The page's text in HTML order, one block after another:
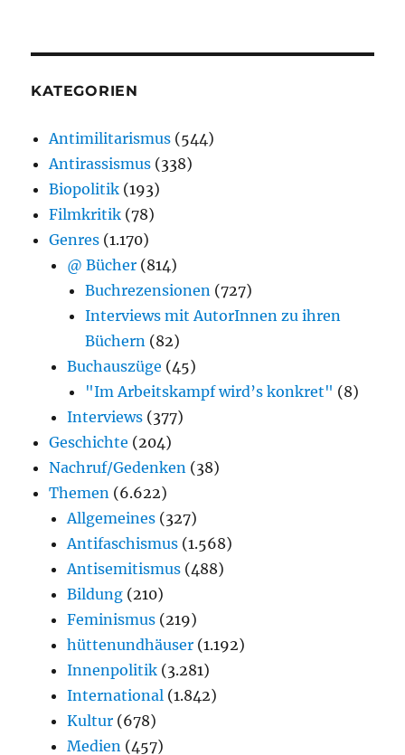
KATEGORIEN
Antimilitarismus (544)
Antirassismus (338)
Biopolitik (193)
Filmkritik (78)
Genres (1.170)
@ Bücher (814)
Buchrezensionen (727)
Interviews mit AutorInnen zu ihren
Büchern (82)
Buchauszüge (45)
"Im Arbeitskampf wird’s konkret" (8)
Interviews (377)
Geschichte (204)
Nachruf/Gedenken (38)
Themen (6.622)
Allgemeines (327)
Antifaschismus (1.568)
Antisemitismus (488)
Bildung (210)
Feminismus (219)
hüttenundhäuser (1.192)
Innenpolitik (3.281)
International (1.842)
Kultur (678)
Medien (457)